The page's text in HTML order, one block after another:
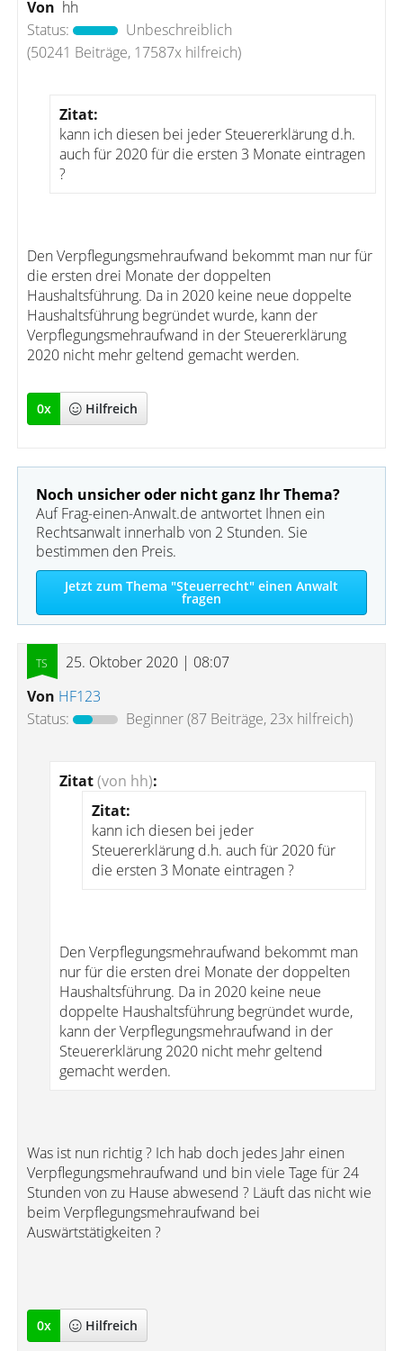
Von hh
Status:
Unbeschreiblich
(50241 Beiträge, 17587x hilfreich)
Zitat:
kann ich diesen bei jeder Steuererklärung d.h.
auch für 2020 für die ersten 3 Monate eintragen
?
Den Verpflegungsmehraufwand bekommt man nur für
die ersten drei Monate der doppelten
Haushaltsführung. Da in 2020 keine neue doppelte
Haushaltsführung begründet wurde, kann der
Verpflegungsmehraufwand in der Steuererklärung
2020 nicht mehr geltend gemacht werden.
0x Hilfreich
Noch unsicher oder nicht ganz Ihr Thema?
Auf Frag-einen-Anwalt.de antwortet Ihnen ein
Rechtsanwalt innerhalb von 2 Stunden. Sie
bestimmen den Preis.
Jetzt zum Thema "Steuerrecht" einen Anwalt
fragen
25. Oktober 2020 | 08:07
Von HF123
Status:
Beginner(87 Beiträge, 23x hilfreich)
Zitat(von hh):
Zitat:
kann ich diesen bei jeder
Steuererklärung d.h. auch für 2020 für
die ersten 3 Monate eintragen ?
Den Verpflegungsmehraufwand bekommt man
nur für die ersten drei Monate der doppelten
Haushaltsführung. Da in 2020 keine neue
doppelte Haushaltsführung begründet wurde,
kann der Verpflegungsmehraufwand in der
Steuererklärung 2020 nicht mehr geltend
gemacht werden.
Was ist nun richtig ? Ich hab doch jedes Jahr einen
Verpflegungsmehraufwand und bin viele Tage für 24
Stunden von zu Hause abwesend ? Läuft das nicht wie
beim Verpflegungsmehraufwand bei
Auswärtstätigkeiten ?
0x Hilfreich